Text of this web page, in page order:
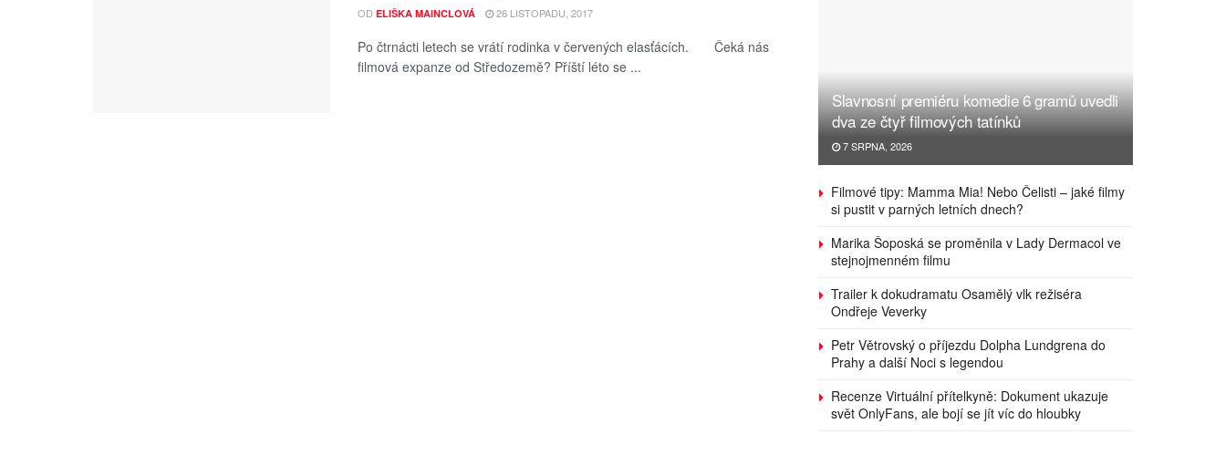
OD ELIŠKA MAINCLOVÁ 26 LISTOPADU, 2017
Po čtrnácti letech se vrátí rodinka v červených elasťácích. Čeká nás
filmová expanze od Středozemě? Příští léto se ...
Slavnosní premiéru komedie 6 gramů uvedli
dva ze čtyř filmových tatínků
7 SRPNA, 2026
Filmové tipy: Mamma Mia! Nebo Čelisti – jaké filmy
si pustit v parných letních dnech?
Marika Šoposká se proměnila v Lady Dermacol ve
stejnojmenném filmu
Trailer k dokudramatu Osamělý vlk režiséra
Ondřeje Veverky
Petr Větrovský o příjezdu Dolpha Lundgrena do
Prahy a další Noci s legendou
Recenze Virtuální přítelkyně: Dokument ukazuje
svět OnlyFans, ale bojí se jít víc do hloubky